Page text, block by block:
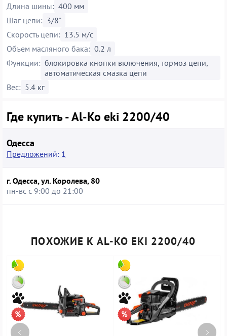
Длина шины: 400 мм
Шаг цепи: 3/8"
Скорость цепи: 13.5 м/с
Объем масляного бака: 0.2 л
Функции: блокировка кнопки включения, тормоз цепи,
автоматическая смазка цепи
Вес: 5.4 кг
Где купить - Al-Ko eki 2200/40
Одесса
Предложений: 1
г. Одесса, ул. Королева, 80
пн-вс с 9:00 до 21:00
ПОХОЖИЕ К AL-KO EKI 2200/40